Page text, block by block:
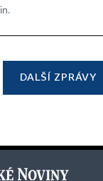
DALŠÍ ZPRÁVY